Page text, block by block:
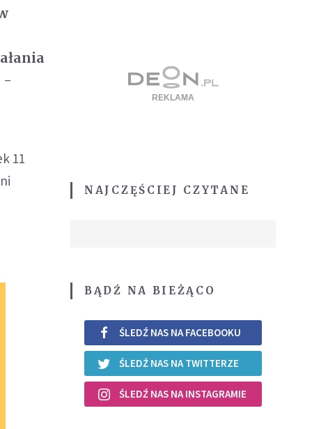
-
11
NAJCZĘŚCIEJ CZYTANE
BĄDŹ NA BIEŻĄCO
ŚLEDŹ NAS NA FACEBOOKU
ŚLEDŹ NAS NA TWITTERZE
ŚLEDŹ NAS NA INSTAGRAMIE